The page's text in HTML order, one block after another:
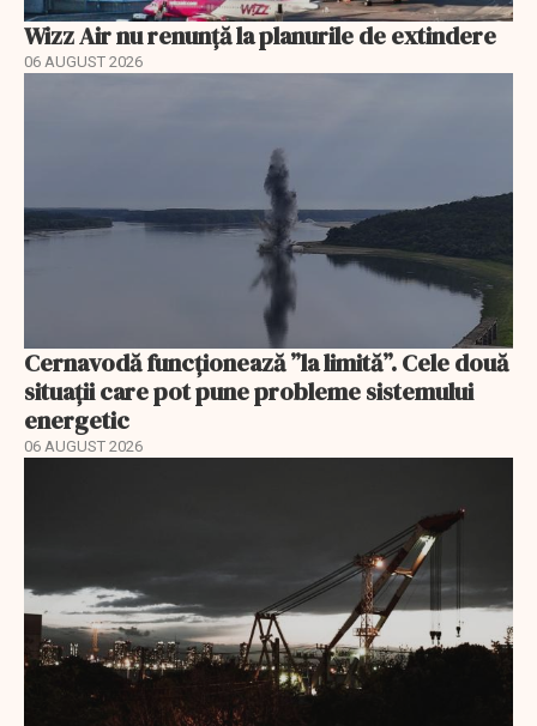
Wizz Air nu renunță la planurile de extindere
06 AUGUST 2026
Cernavodă funcționează ”la limită”. Cele două
situații care pot pune probleme sistemului
energetic
06 AUGUST 2026